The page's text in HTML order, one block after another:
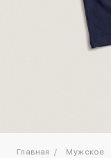
Главная Мужское